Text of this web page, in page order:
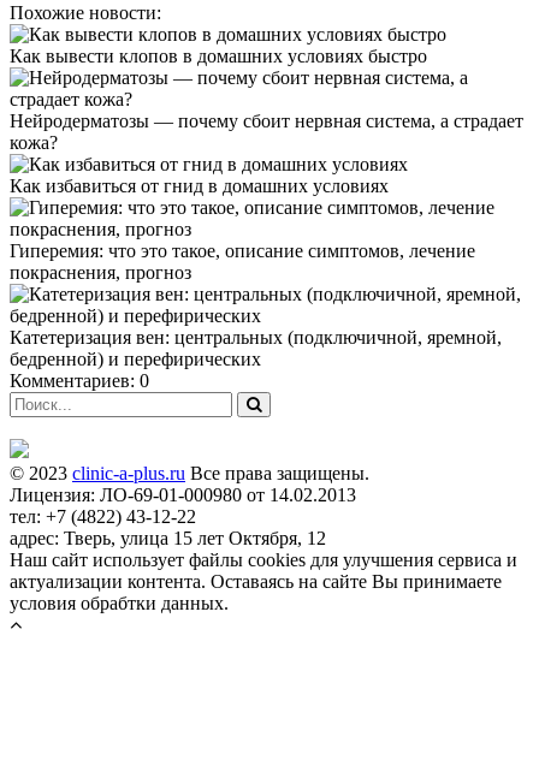
Похожие новости:
Как вывести клопов в домашних условиях быстро
Нейродерматозы — почему сбоит нервная система, а страдает
кожа?
Как избавиться от гнид в домашних условиях
Гиперемия: что это такое, описание симптомов, лечение
покраснения, прогноз
Катетеризация вен: центральных (подключичной, яремной,
бедренной) и перефирических
Комментариев: 0
© 2023 clinic-a-plus.ru Все права защищены.
Лицензия: ЛО-69-01-000980 от 14.02.2013
тел: +7 (4822) 43-12-22
адрес: Тверь, улица 15 лет Октября, 12
Наш сайт использует файлы cookies для улучшения сервиса и
актуализации контента. Оставаясь на сайте Вы принимаете
условия обрабтки данных.